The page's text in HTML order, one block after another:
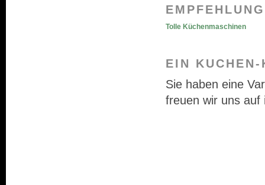
Tolle Küchenmaschinen
EIN
Sie haben eine
freuen wir uns